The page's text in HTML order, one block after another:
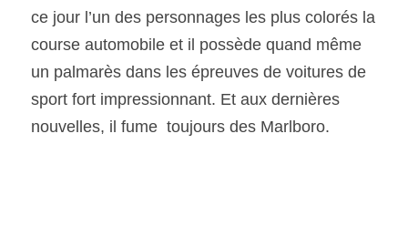
ce jour l’un des personnages les plus colorés la
course automobile et il possède quand même
un palmarès dans les épreuves de voitures de
sport fort impressionnant. Et aux dernières
nouvelles, il fume  toujours des Marlboro.